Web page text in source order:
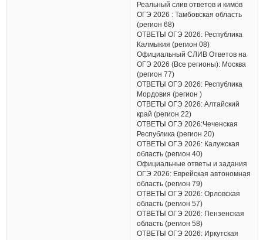
Реальный слив ответов и кимов
ОГЭ 2026 : Тамбовская область
(регион 68)
ОТВЕТЫ ОГЭ 2026: Республика
Калмыкия (регион 08)
Официальный СЛИВ Ответов на
ОГЭ 2026 (Все регионы): Москва
(регион 77)
ОТВЕТЫ ОГЭ 2026: Республика
Мордовия (регион )
ОТВЕТЫ ОГЭ 2026: Алтайский
край (регион 22)
ОТВЕТЫ ОГЭ 2026:Чеченская
Республика (регион 20)
ОТВЕТЫ ОГЭ 2026: Калужская
область (регион 40)
Официальные ответы и задания
ОГЭ 2026: Еврейская автономная
область (регион 79)
ОТВЕТЫ ОГЭ 2026: Орловская
область (регион 57)
ОТВЕТЫ ОГЭ 2026: Пензенская
область (регион 58)
ОТВЕТЫ ОГЭ 2026: Иркутская